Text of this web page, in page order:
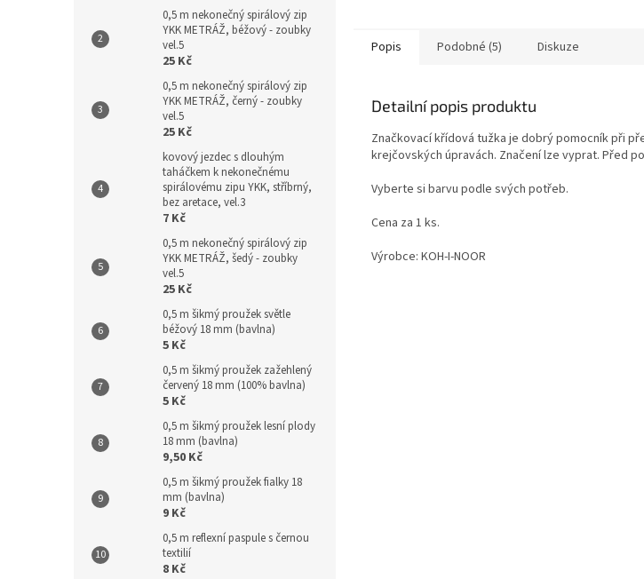
0,5 m nekonečný spirálový zip
YKK METRÁŽ, béžový - zoubky
vel.5
25 Kč
0,5 m nekonečný spirálový zip
YKK METRÁŽ, černý - zoubky
vel.5
25 Kč
kovový jezdec s dlouhým
taháčkem k nekonečnému
spirálovému zipu YKK, stříbrný,
bez aretace, vel.3
7 Kč
0,5 m nekonečný spirálový zip
YKK METRÁŽ, šedý - zoubky
vel.5
25 Kč
0,5 m šikmý proužek světle
béžový 18 mm (bavlna)
5 Kč
0,5 m šikmý proužek zažehlený
červený 18 mm (100% bavlna)
5 Kč
0,5 m šikmý proužek lesní plody
18 mm (bavlna)
9,50 Kč
0,5 m šikmý proužek fialky 18
mm (bavlna)
9 Kč
0,5 m reflexní paspule s černou
textilií
8 Kč
Popis Podobné (5) Diskuze
Detailní popis produktu
Značkovací křídová tužka je dobrý pomocník při
krejčovských úpravách. Značení lze vyprat. Před
Vyberte si barvu podle svých potřeb.
Cena za 1 ks.
Výrobce: KOH-I-NOOR